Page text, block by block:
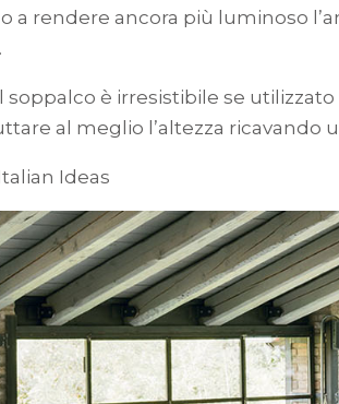
a rendere ancora più luminoso
soppalco è irresistibile se
al meglio l’altezza ricavando
Ideas